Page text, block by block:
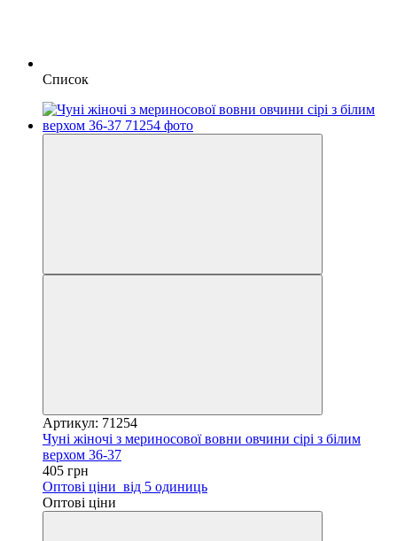
Список
Артикул: 71254
Чуні жіночі з мериносової вовни овчини сірі з білим
верхом 36-37
405 грн
Оптові ціни від 5 одиниць
Оптові ціни